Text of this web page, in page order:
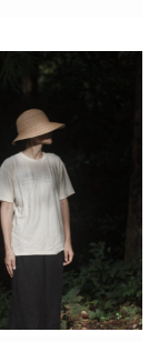
の
商
品
は
複
数
の
バ
エ
ョ
ま